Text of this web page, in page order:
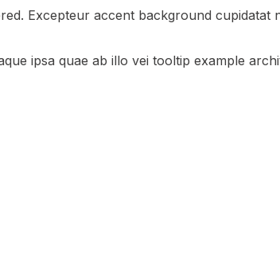
Excepteur accent background cupidatat
ipsa quae ab illo vei tooltip example